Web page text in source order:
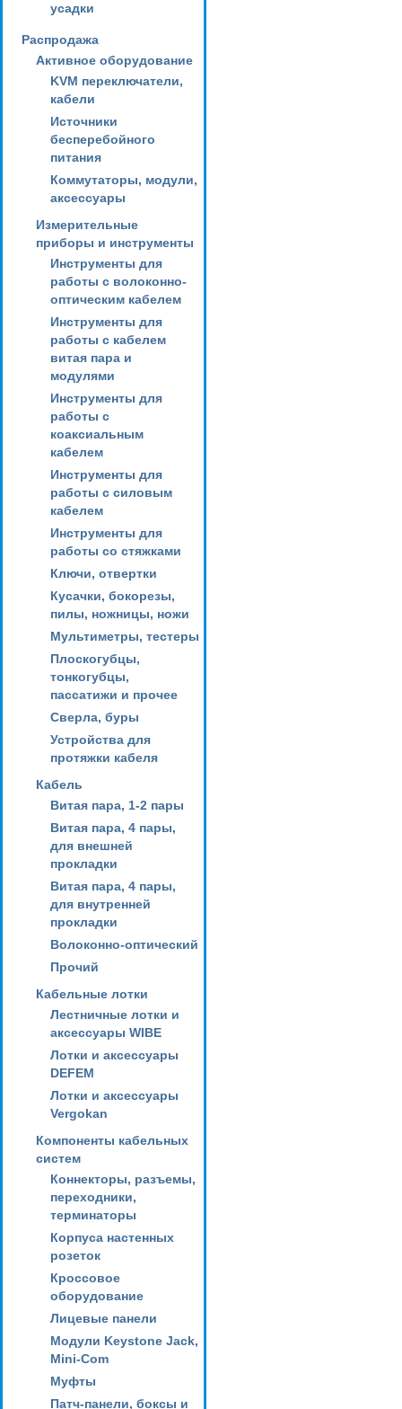
усадки
Распродажа
Активное оборудование
KVM переключатели,
кабели
Источники
бесперебойного
питания
Коммутаторы, модули,
аксессуары
Измерительные
приборы и инструменты
Инструменты для
работы с волоконно-
оптическим кабелем
Инструменты для
работы с кабелем
витая пара и
модулями
Инструменты для
работы с
коаксиальным
кабелем
Инструменты для
работы с силовым
кабелем
Инструменты для
работы со стяжками
Ключи, отвертки
Кусачки, бокорезы,
пилы, ножницы, ножи
Мультиметры, тестеры
Плоскогубцы,
тонкогубцы,
пассатижи и прочее
Сверла, буры
Устройства для
протяжки кабеля
Кабель
Витая пара, 1-2 пары
Витая пара, 4 пары,
для внешней
прокладки
Витая пара, 4 пары,
для внутренней
прокладки
Волоконно-оптический
Прочий
Кабельные лотки
Лестничные лотки и
аксессуары WIBE
Лотки и аксессуары
DEFEM
Лотки и аксессуары
Vergokan
Компоненты кабельных
систем
Коннекторы, разъемы,
переходники,
терминаторы
Корпуса настенных
розеток
Кроссовое
оборудование
Лицевые панели
Модули Keystone Jack,
Mini-Com
Муфты
Патч-панели, боксы и